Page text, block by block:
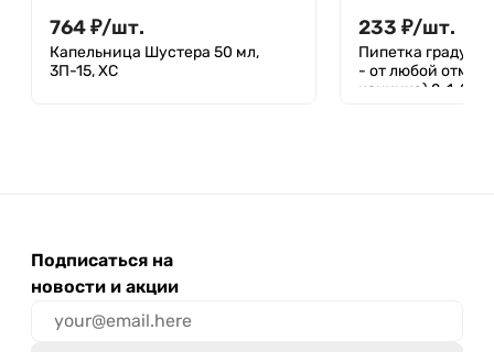
764₽/шт.
Капельница Шустера 50 мл,
3П-15, ХС
233 ₽/шт.
Пипетка
- от любой
кончика) 2-1-2-2
Подписаться на
новости и акции